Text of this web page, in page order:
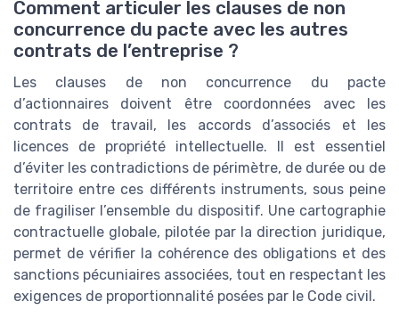
Comment articuler les clauses de non
concurrence du pacte avec les autres
contrats de l’entreprise ?
Les clauses de non concurrence du pacte
d’actionnaires doivent être coordonnées avec les
contrats de travail, les accords d’associés et les
licences de propriété intellectuelle. Il est essentiel
d’éviter les contradictions de périmètre, de durée ou de
territoire entre ces différents instruments, sous peine
de fragiliser l’ensemble du dispositif. Une cartographie
contractuelle globale, pilotée par la direction juridique,
permet de vérifier la cohérence des obligations et des
sanctions pécuniaires associées, tout en respectant les
exigences de proportionnalité posées par le Code civil.